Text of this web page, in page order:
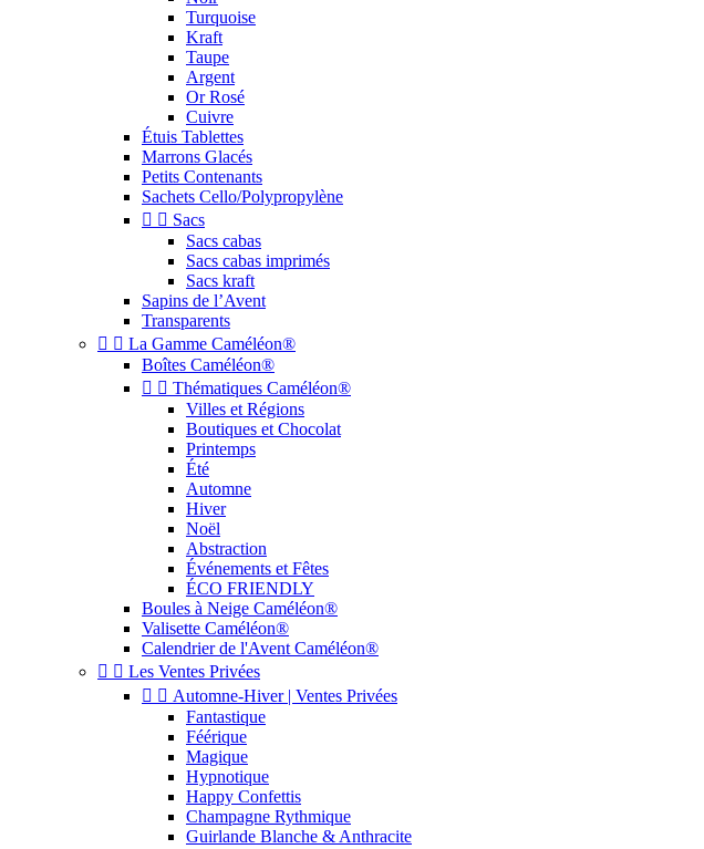
Turquoise
Kraft
Taupe
Argent
Or Rosé
Cuivre
Étuis Tablettes
Marrons Glacés
Petits Contenants
Sachets Cello/Polypropylène
  Sacs
Sacs cabas
Sacs cabas imprimés
Sacs kraft
Sapins de l’Avent
Transparents
  La Gamme Caméléon®
Boîtes Caméléon®
  Thématiques Caméléon®
Villes et Régions
Boutiques et Chocolat
Printemps
Été
Automne
Hiver
Noël
Abstraction
Événements et Fêtes
ÉCO FRIENDLY
Boules à Neige Caméléon®
Valisette Caméléon®
Calendrier de l'Avent Caméléon®
  Les Ventes Privées
  Automne-Hiver | Ventes Privées
Fantastique
Féérique
Magique
Hypnotique
Happy Confettis
Champagne Rythmique
Guirlande Blanche & Anthracite